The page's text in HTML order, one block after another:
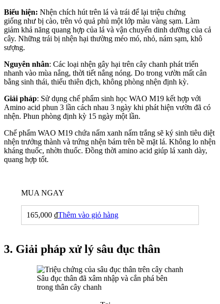
Biểu hiện: Nhện chích hút trên lá và trái để lại triệu chứng
giống như bị cào, trên vỏ quả phủ một lớp màu vàng sạm. Làm
giảm khả năng quang hợp của lá và vận chuyển dinh dưỡng của cả
cây. Những trái bị nhện hại thường méo mó, nhỏ, nám sạm, khô
sượng.
Nguyên nhân: Các loại nhện gây hại trên cây chanh phát triển
nhanh vào mùa nắng, thời tiết nắng nóng. Do trong vườn mất cân
bằng sinh thái, thiếu thiên địch, không phòng nhện định kỳ.
Giải pháp: Sử dụng chế phẩm sinh học WAO M19 kết hợp với
Amino acid phun 3 lần cách nhau 3 ngày khi phát hiện vườn đã có
nhện. Phun phòng định kỳ 15 ngày một lần.
Chế phẩm WAO M19 chứa nấm xanh nấm trắng sẽ ký sinh tiêu diệt
nhện trưởng thành và trứng nhện bám trên bề mặt lá. Không lo nhện
kháng thuốc, nhờn thuốc. Đồng thời amino acid giúp lá xanh dày,
quang hợp tốt.
MUA NGAY
165,000 ₫Thêm vào giỏ hàng
3. Giải pháp xử lý sâu đục thân
Sâu đục thân đã xâm nhập và cắn phá bên
trong thân cây chanh